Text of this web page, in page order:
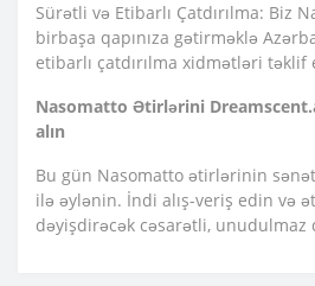
Sürətli və Etibarlı Çatdırılma: Biz
birbaşa qapınıza gətirməklə
etibarlı çatdırılma xidmətləri təklif
Nasomatto Ətirlərini
alın
Bu gün Nasomatto ətirlərinin
ilə əylənin. İndi alış-veriş edin və
dəyişdirəcək cəsarətli, unudulmaz